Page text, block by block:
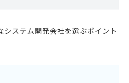
システム開発会社を選ぶポイント